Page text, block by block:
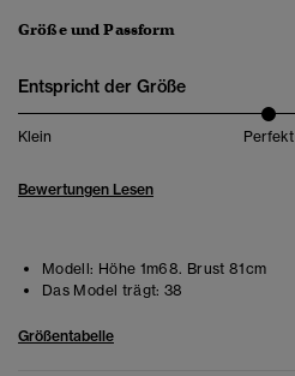
Größe und Passform
Entspricht der Größe
Klein Perfekt
Bewertungen Lesen
Modell: Höhe 1m68. Brust 81cm
Das Model trägt: 38
Größentabelle